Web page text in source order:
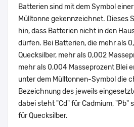
Batterien sind mit dem Symbol
Mülltonne gekennzeichnet. Dieses
hin, dass Batterien nicht in den
dürfen. Bei Batterien, die mehr als
Quecksilber, mehr als 0,002
mehr als 0,004 Masseprozent Blei
unter dem Mülltonnen-Symbol die
Bezeichnung des jeweils
dabei steht "Cd" für Cadmium, "Pb"
für Quecksilber.